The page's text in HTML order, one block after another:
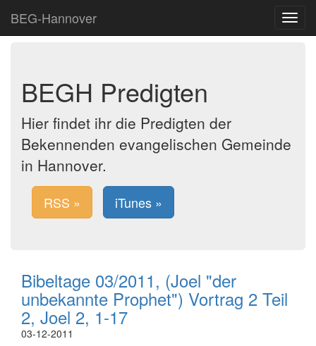
BEG-Hannover
Toggle
BEGH Predigten
Hier findet ihr die Predigten der
Bekennenden evangelischen Gemeinde
in Hannover.
RSS » iTunes »
Bibeltage 03/2011, (Joel "der
unbekannte Prophet") Vortrag 2 Teil
2, Joel 2, 1-17
03-12-2011